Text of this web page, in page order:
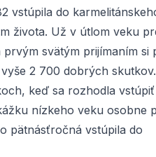
vstúpila do
života. Už v útlom veku
svätým prijímaním si
2 700 dobrých skutkov.
keď sa rozhodla
nízkeho veku osobne
pätnásťročná vstúpila do